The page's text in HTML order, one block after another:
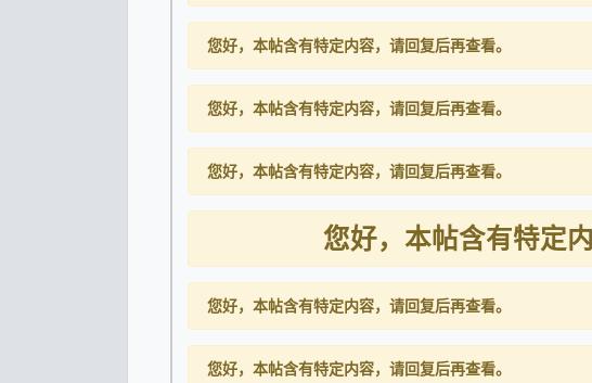
您好，本帖含有特定内容，请回复后再查看。
您好，本帖含有特定内容，请回复后再查看。
您好，本帖含有特定内容，请回复后再查看。
您好，本帖含有特定
您好，本帖含有特定内容，请回复后再查看。
您好，本帖含有特定内容，请回复后再查看。